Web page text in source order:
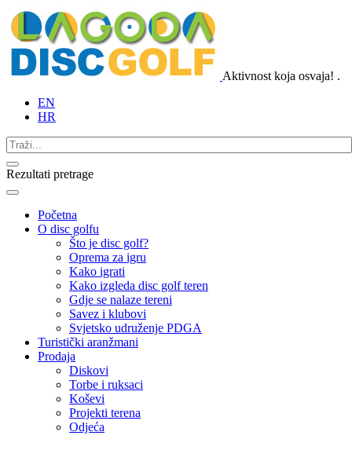
Aktivnost koja osvaja! .
EN
HR
Rezultati pretrage
Početna
O disc golfu
Što je disc golf?
Oprema za igru
Kako igrati
Kako izgleda disc golf teren
Gdje se nalaze tereni
Savez i klubovi
Svjetsko udruženje PDGA
Turistički aranžmani
Prodaja
Diskovi
Torbe i ruksaci
Koševi
Projekti terena
Odjeća